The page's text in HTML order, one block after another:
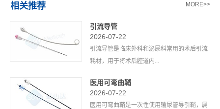
相关推荐 MORE>>
引流导管
2026-07-22
引流导管是临床外科和泌尿科常用的术后引流
耗材，用于将术后腔道内...
医用可弯曲鞘
2026-07-22
医用可弯曲鞘是一次性使用输尿管导引鞘，属